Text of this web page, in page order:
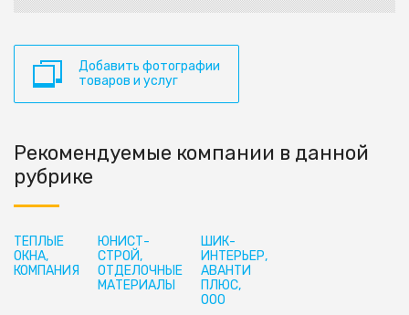
Добавить фотографии
товаров и услуг
Рекомендуемые компании в данной
рубрике
ТЁПЛЫЕ
ОКНА,
КОМПАНИЯ
ЮНИСТ-
СТРОЙ,
ОТДЕЛОЧНЫЕ
МАТЕРИАЛЫ
ШИК-
ИНТЕРЬЕР,
АВАНТИ
ПЛЮС,
ООО